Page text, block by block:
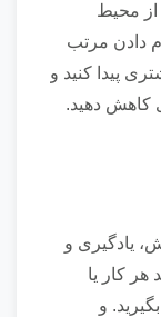
از محیط
دادن مرتب
پیدا کنید و
کاهش دهید.
یادگیری و
هر کار یا
و